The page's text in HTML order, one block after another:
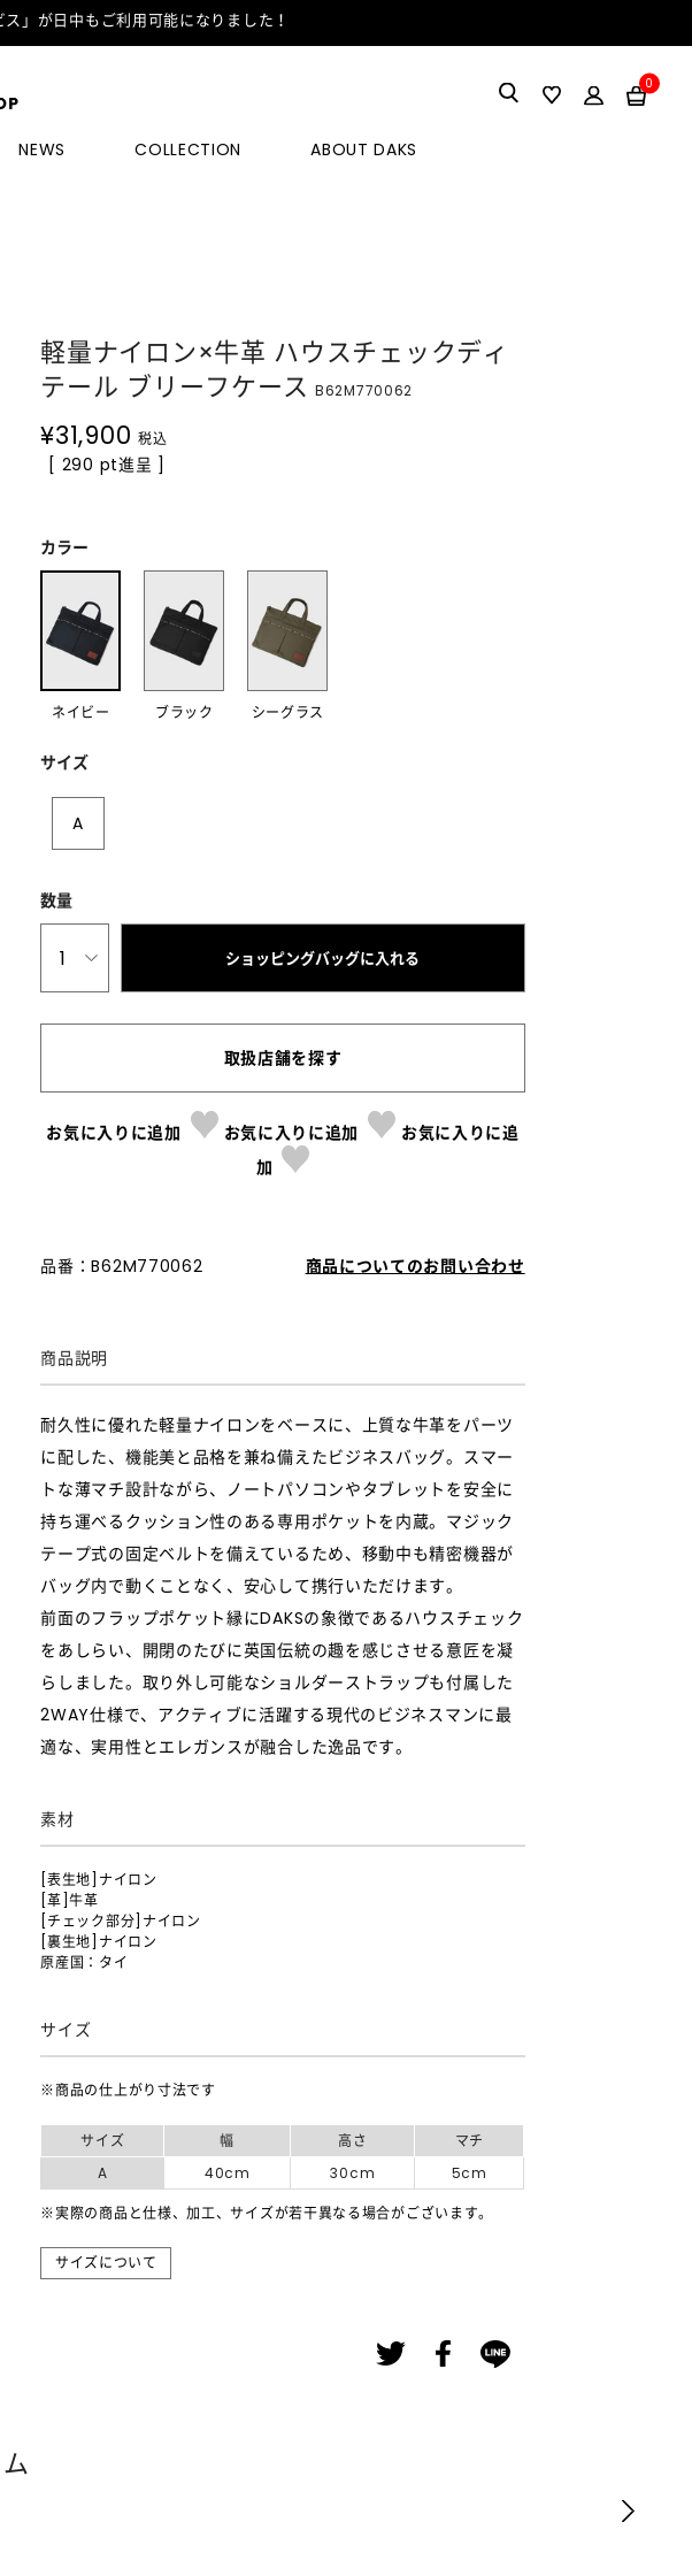
」が日中もご利用可能になりました！
0
NEWS COLLECTION ABOUT DAKS
軽量ナイロン×牛革 ハウスチェックディ
テール ブリーフケース B62M770062
¥31,900 税込
[ 290 pt進呈 ]
カラー
ネイビー ブラック シーグラス
サイズ
A
数量
1 ショッピングバッグに入れる
取扱店舗を探す
お気に入りに追加 お気に入りに追加
お気に入りに追
加
品番：B62M770062 商品についてのお問い合わせ
商品説明
耐久性に優れた軽量ナイロンをベースに、上質な牛革をパーツ
に配した、機能美と品格を兼ね備えたビジネスバッグ。スマー
トな薄マチ設計ながら、ノートパソコンやタブレットを安全に
持ち運べるクッション性のある専用ポケットを内蔵。マジック
テープ式の固定ベルトを備えているため、移動中も精密機器が
バッグ内で動くことなく、安心して携行いただけます。
前面のフラップポケット縁にDAKSの象徴であるハウスチェック
をあしらい、開閉のたびに英国伝統の趣を感じさせる意匠を凝
らしました。取り外し可能なショルダーストラップも付属した
2WAY仕様で、アクティブに活躍する現代のビジネスマンに最
適な、実用性とエレガンスが融合した逸品です。
素材
[表生地]ナイロン
[革]牛革
[チェック部分]ナイロン
[裏生地]ナイロン
原産国：タイ
サイズ
※商品の仕上がり寸法です
サイズ 幅 高さ
マチ
A
40cm 30cm 5cm
※実際の商品と仕様、加工、サイズが若干異なる場合がございます。
サイズについて